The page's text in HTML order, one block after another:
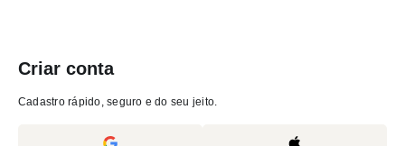
Criar conta
Cadastro rápido, seguro e do seu jeito.